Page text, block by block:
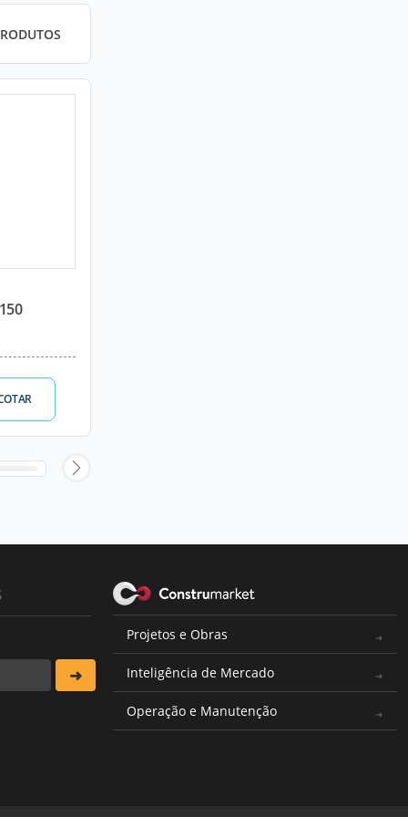
Projetos e Obras
Inteligência de Mercado
Operação e Manutenção